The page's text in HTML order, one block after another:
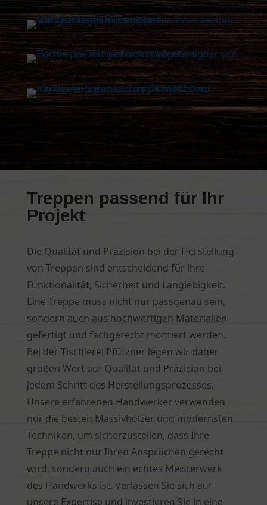
Treppen passend für Ihr
Projekt
Die Qualität und Präzision bei der Herstellung
von Treppen sind entscheidend für ihre
Funktionalität, Sicherheit und Langlebigkeit.
Eine Treppe muss nicht nur passgenau sein,
sondern auch aus hochwertigen Materialien
gefertigt und fachgerecht montiert werden.
Bei der Tischlerei Pfützner legen wir daher
großen Wert auf Qualität und Präzision bei
jedem Schritt des Herstellungsprozesses.
Unsere erfahrenen Handwerker verwenden
nur die besten Massivhölzer und modernsten
Techniken, um sicherzustellen, dass Ihre
Treppe nicht nur Ihren Ansprüchen gerecht
wird, sondern auch ein echtes Meisterwerk
des Handwerks ist. Verlassen Sie sich auf
unsere Expertise und investieren Sie in eine